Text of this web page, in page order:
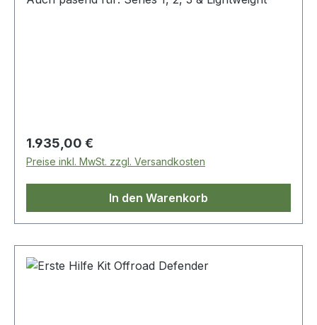
Regulärer Preis:
1.935,00 €
Preise inkl. MwSt. zzgl. Versandkosten
In den Warenkorb